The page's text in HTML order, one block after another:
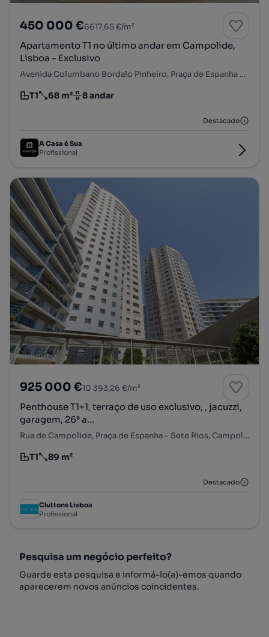
450 000 €6617,65 €/m²
Apartamento T1 no último andar em Campolide,
Lisboa - Exclusivo
Avenida Columbano Bordalo Pinheiro, Praça de Espanha - Sete Rios, Campolide, Lisboa, Lisboa
Tipologia
T1
Preço por metro quadrado
68 m²
Andar 8 andar
Destacado
A Casa é Sua
Profissional
925 000 €10 393,26 €/m²
Penthouse T1+1, terraço de uso exclusivo, , jacuzzi,
garagem, 26ª a...
Rua de Campolide, Praça de Espanha - Sete Rios, Campolide, Lisboa, Lisboa
Tipologia
T1
Preço por metro quadrado
89 m²
Destacado
Cluttons Lisboa
Profissional
Pesquisa um negócio perfeito?
Guarde esta pesquisa e informá-lo(a)-emos quando
aparecerem novos anúncios coincidentes.